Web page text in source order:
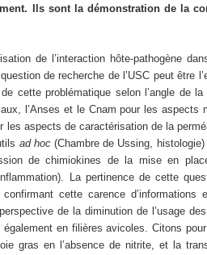
Ils sont la démonstration de la
de l’interaction hôte-pathogène
de recherche de l’USC peut être
de cette problématique selon l’angle de
l’Anses et le Cnam pour les aspects
les aspects de caractérisation de la
ad hoc(Chambre de Ussing,
de chimiokines de la mise en
La pertinence de cette
cette carence
de la diminution de l’usage
en filières avicoles. Citons
gras en l’absence de nitrite, et la